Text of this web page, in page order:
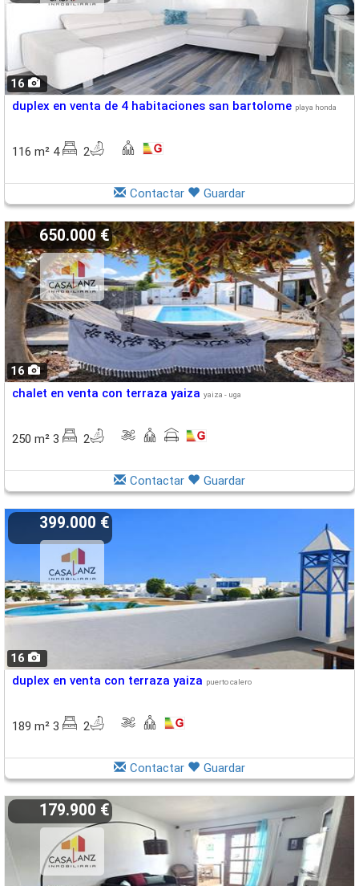
16
duplex en venta de 4 habitaciones san bartolome playa honda
116 m² 4 2
Contactar Guardar
16
650.000 €
chalet en venta con terraza yaiza yaiza - uga
250 m² 3 2
Contactar Guardar
16
399.000 €
duplex en venta con terraza yaiza puerto calero
189 m² 3 2
Contactar Guardar
179.900 €